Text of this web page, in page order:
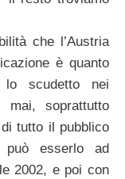
che l’Austria
è quanto
lo scudetto nei
soprattutto
tutto il pubblico
può esserlo ad
2002, e poi con